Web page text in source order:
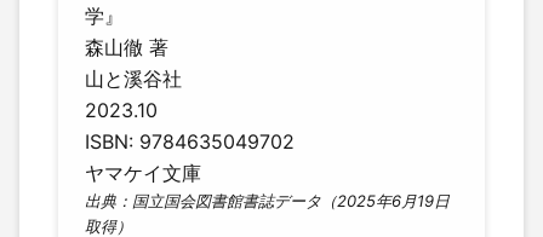
学』
森山徹 著
山と溪谷社
2023.10
ISBN: 9784635049702
ヤマケイ文庫
出典：国立国会図書館書誌データ（2025年6月19日
取得）